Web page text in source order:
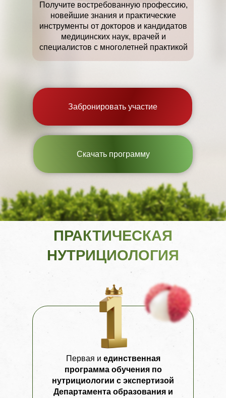
Забронировать участие
Скачать программу
Получите востребованную профессию,
новейшие знания и практические
инструменты от докторов и кандидатов
медицинских наук, врачей и
специалистов с многолетней практикой
ПРАКТИЧЕСКАЯ
НУТРИЦИОЛОГИЯ
Первая и единственная
программа обучения по
нутрициологии с экспертизой
Департамента образования и